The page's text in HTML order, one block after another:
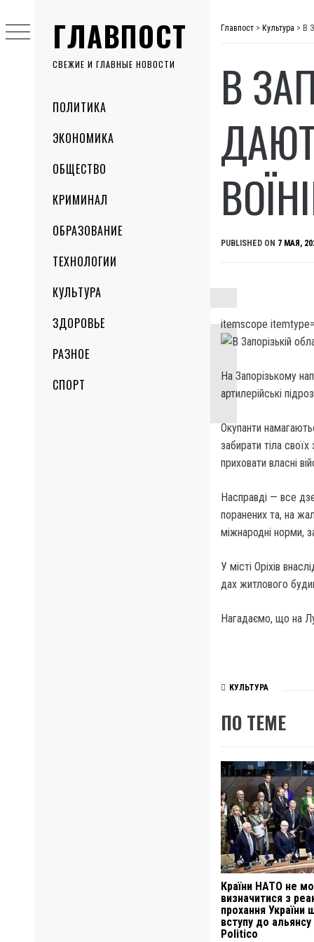
ГЛАВПОСТ
СВЕЖИЕ И ГЛАВНЫЕ НОВОСТИ
MenuПОЛИТИКА
ЭКОНОМИКА
ОБЩЕСТВО
КРИМИНАЛ
ОБРАЗОВАНИЕ
ТЕХНОЛОГИИ
КУЛЬТУРА
ЗДОРОВЬЕ
РАЗНОЕ
СПОРТ
to
content
Главпост > Культура > В
В
PUBLISHED ON 7 МАЯ,
itemscope
На Запорізькому
артилерійські
Окупанти
забирати тіла
приховати власні
Насправді — все
поранених та, на
міжнародні норми,
У місті Оріхів
дах житлового
Нагадаємо, що на
КУЛЬТУРА
ПО ТЕМЕ
Країни НАТО не
визначитися з
прохання України
вступу до
Politico